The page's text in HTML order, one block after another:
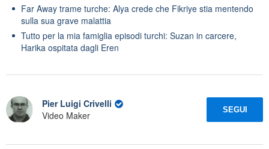
Far Away trame turche: Alya crede che Fikriye stia mentendo
sulla sua grave malattia
Tutto per la mia famiglia episodi turchi: Suzan in carcere,
Harika ospitata dagli Eren
Pier Luigi Crivelli
Video Maker
SEGUI